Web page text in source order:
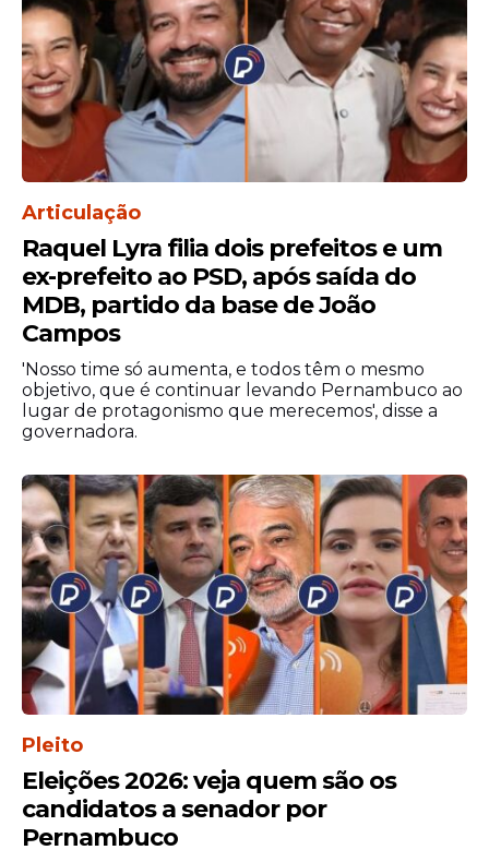
Entre as caixas de bombons, também
foram registradas diferenças expressivas. A
de R$ 11,98 a R$ 18,99, uma diferença de
58,51%. Já a caixa de bombons diversos da
Nestlé 251g foi encontrada por R$ 13,98 em
um local e por R$ 21,90 em outro, com
variação de 56,65%.
Articulação
Raquel Lyra filia dois prefeitos e um
ex-prefeito ao PSD, após saída do
MDB, partido da base de João
Campos
'Nosso time só aumenta, e todos têm o mesmo
objetivo, que é continuar levando Pernambuco ao
lugar de protagonismo que merecemos', disse a
governadora.
Pleito
Eleições 2026: veja quem são os
candidatos a senador por
Pernambuco